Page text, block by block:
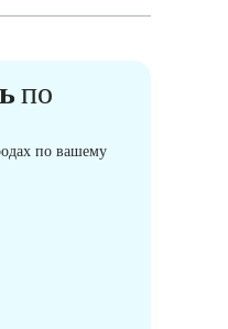
по
по вашему